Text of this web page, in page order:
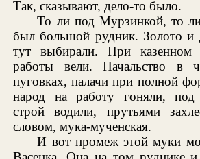
Так, сказывают, дело-то было.
То ли под Мурзинкой, то
был большой рудник. Золото и
тут выбирали. При казенном
работы вели. Начальство в
пуговках, палачи при полной
народ на работу гоняли, под
строй водили, прутьями
словом, мука-мученская.
И вот промеж этой муки